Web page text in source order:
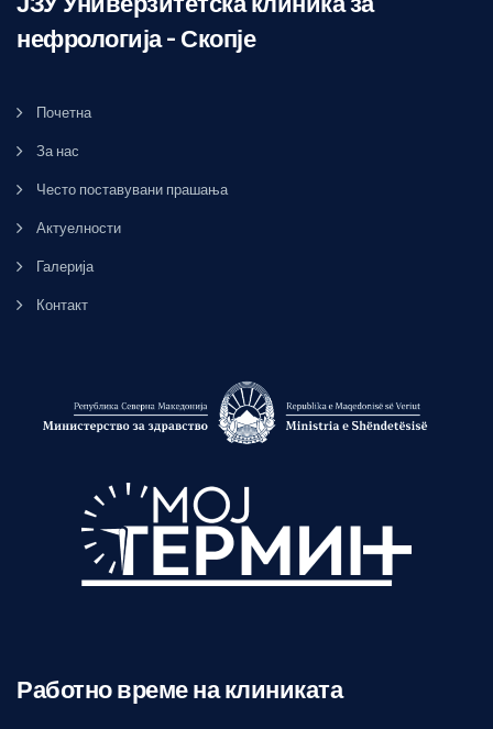
нефрологија – Скопје
Почетна
За нас
Често поставувани прашања
Актуелности
Галерија
Контакт
Работно време на клиниката